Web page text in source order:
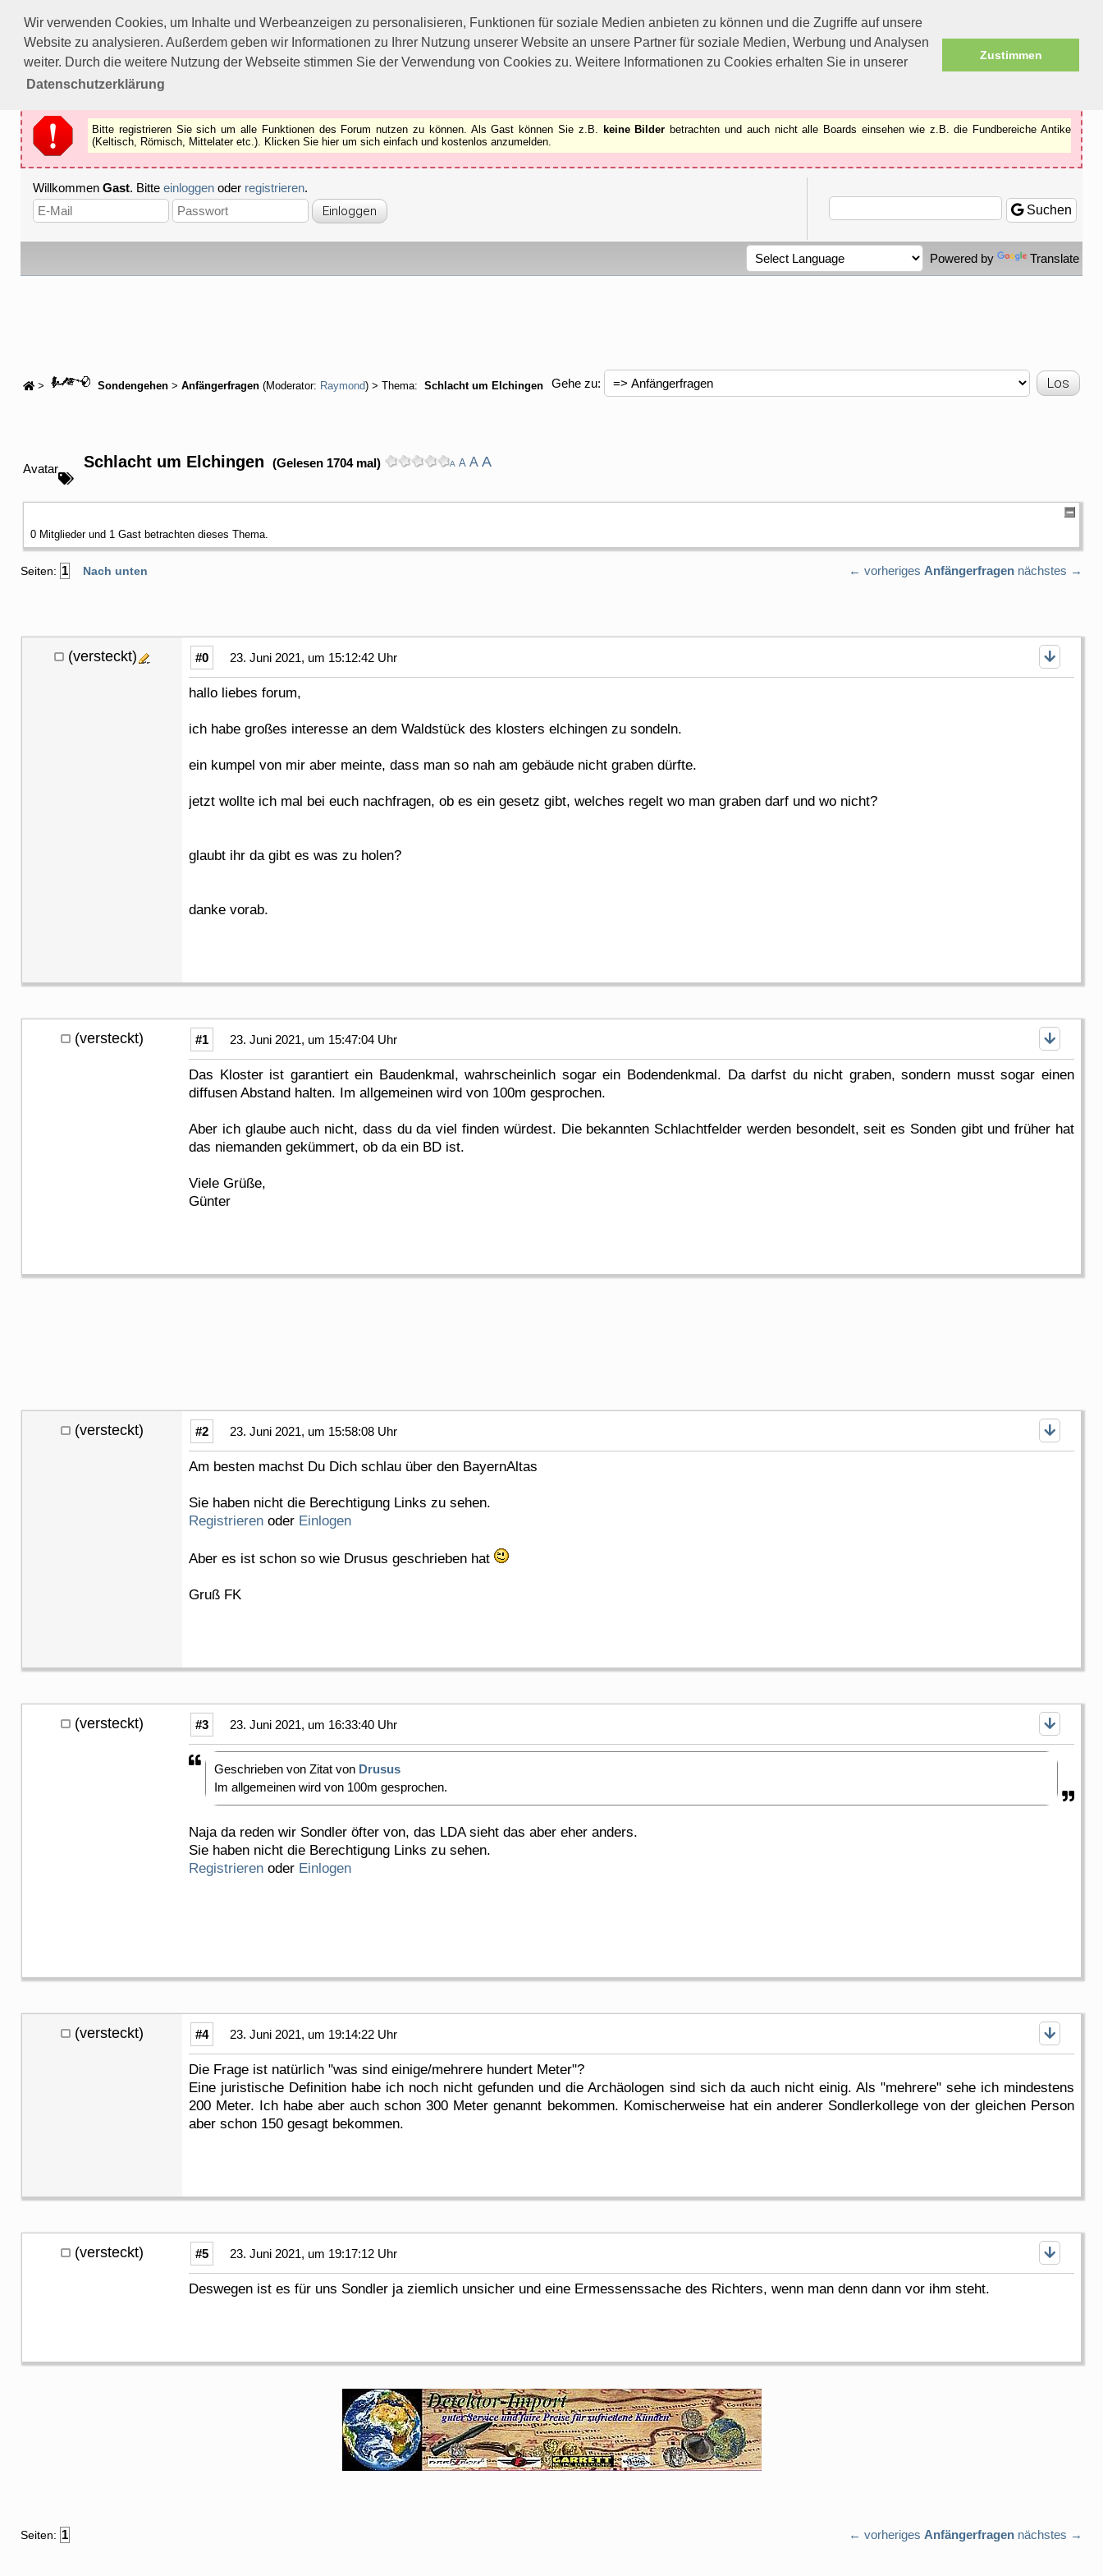
Wir verwenden Cookies, um Inhalte und Werbeanzeigen zu personalisieren, Funktionen für soziale Medien anbieten zu können und die Zugriffe auf unsere
Website zu analysieren. Außerdem geben wir Informationen zu Ihrer Nutzung unserer Website an unsere Partner für soziale Medien, Werbung und Analysen
weiter. Durch die weitere Nutzung der Webseite stimmen Sie der Verwendung von Cookies zu. Weitere Informationen zu Cookies erhalten Sie in unserer
Datenschutzerklärung
Zustimmen
Bitte registrieren Sie sich um alle Funktionen des Forums nutzen zu können.
Als Gast können Sie z.B.keine Bilderbetrachten.
Registrieren
Schliessen
Bitte registrieren Sie sich um alle Funktionen des Forum nutzen zu können. Als Gast können Sie z.B. keine Bilder betrachten und auch nicht alle Boards einsehen wie z.B. die Fundbereiche Antike
(Keltisch, Römisch, Mittelater etc.). Klicken Sie hier um sich einfach und kostenlos anzumelden.
Willkommen Gast. Bitte einloggen oder registrieren.
Suchen
Powered by Translate
> Sondengehen > Anfängerfragen (Moderator: Raymond) > Thema: Schlacht um Elchingen Gehe zu:
Avatar Schlacht um Elchingen (Gelesen 1704 mal) A A A A
0 Mitglieder und 1 Gast betrachten dieses Thema.
Seiten: 1 Nach unten ← vorheriges Anfängerfragen nächstes →
(versteckt) #0 23. Juni 2021, um 15:12:42 Uhr
hallo liebes forum,
ich habe großes interesse an dem Waldstück des klosters elchingen zu sondeln.
ein kumpel von mir aber meinte, dass man so nah am gebäude nicht graben dürfte.
jetzt wollte ich mal bei euch nachfragen, ob es ein gesetz gibt, welches regelt wo man graben darf und wo nicht?
glaubt ihr da gibt es was zu holen?
danke vorab.
(versteckt) #1 23. Juni 2021, um 15:47:04 Uhr
Das Kloster ist garantiert ein Baudenkmal, wahrscheinlich sogar ein Bodendenkmal. Da darfst du nicht graben, sondern musst sogar einen
diffusen Abstand halten. Im allgemeinen wird von 100m gesprochen.
Aber ich glaube auch nicht, dass du da viel finden würdest. Die bekannten Schlachtfelder werden besondelt, seit es Sonden gibt und früher hat
das niemanden gekümmert, ob da ein BD ist.
Viele Grüße,
Günter
(versteckt) #2 23. Juni 2021, um 15:58:08 Uhr
Am besten machst Du Dich schlau über den BayernAltas
Sie haben nicht die Berechtigung Links zu sehen.
Registrieren oder Einlogen
Aber es ist schon so wie Drusus geschrieben hat
Gruß FK
(versteckt) #3 23. Juni 2021, um 16:33:40 Uhr
Geschrieben von Zitat von Drusus
Im allgemeinen wird von 100m gesprochen.
Naja da reden wir Sondler öfter von, das LDA sieht das aber eher anders.
Sie haben nicht die Berechtigung Links zu sehen.
Registrieren oder Einlogen
(versteckt) #4 23. Juni 2021, um 19:14:22 Uhr
Die Frage ist natürlich "was sind einige/mehrere hundert Meter"?
Eine juristische Definition habe ich noch nicht gefunden und die Archäologen sind sich da auch nicht einig. Als "mehrere" sehe ich mindestens
200 Meter. Ich habe aber auch schon 300 Meter genannt bekommen. Komischerweise hat ein anderer Sondlerkollege von der gleichen Person
aber schon 150 gesagt bekommen.
(versteckt) #5 23. Juni 2021, um 19:17:12 Uhr
Deswegen ist es für uns Sondler ja ziemlich unsicher und eine Ermessenssache des Richters, wenn man denn dann vor ihm steht.
Seiten: 1 ← vorheriges Anfängerfragen nächstes →